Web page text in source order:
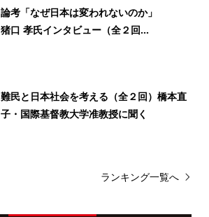
論考「なぜ日本は変われないのか」
猪口 孝氏インタビュー（全２回...
難民と日本社会を考える（全２回）橋本直
子・国際基督教大学准教授に聞く
ランキング一覧へ